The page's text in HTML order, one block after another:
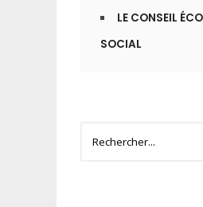
LE CONSEIL
SOCIAL